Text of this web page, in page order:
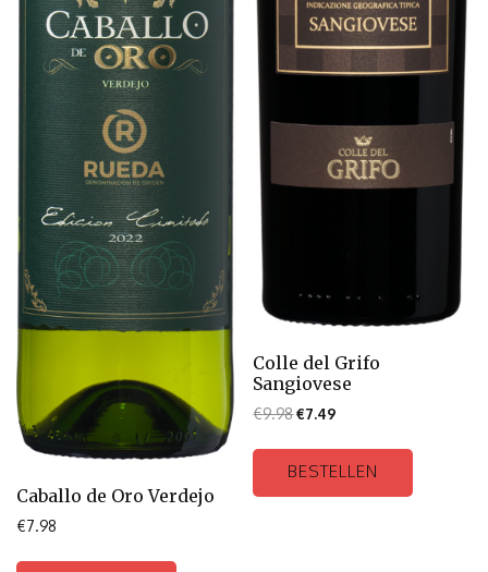
Caballo de Oro Verdejo
€7.98
Colle del Grifo
Sangiovese
€9.98€7.49
BESTELLEN